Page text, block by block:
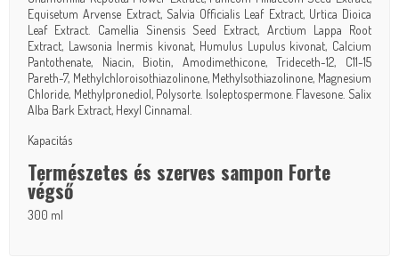
Equisetum Arvense Extract, Salvia Officialis Leaf Extract, Urtica Dioica
Leaf Extract. Camellia Sinensis Seed Extract, Arctium Lappa Root
Extract, Lawsonia Inermis kivonat, Humulus Lupulus kivonat, Calcium
Pantothenate, Niacin, Biotin, Amodimethicone, Trideceth-12, C11-15
Pareth-7, Methylchloroisothiazolinone, Methylsothiazolinone, Magnesium
Chloride, Methylpronediol, Polysorte. Isoleptospermone. Flavesone. Salix
Alba Bark Extract, Hexyl Cinnamal.
Kapacitás
Természetes és szerves sampon Forte
végső
300 ml